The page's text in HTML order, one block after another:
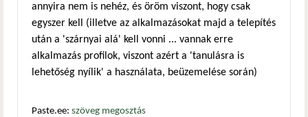
annyira nem is nehéz, és öröm viszont, hogy csak
egyszer kell (illetve az alkalmazásokat majd a telepítés
után a 'szárnyai alá' kell vonni ... vannak erre
alkalmazás profilok, viszont azért a 'tanulásra is
lehetőség nyílik' a használata, beüzemelése során)
Paste.ee: szöveg megosztás